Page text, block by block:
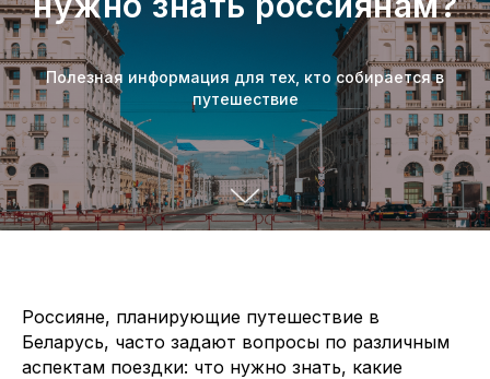
Полезная информация для тех, кто собирается в
путешествие
Россияне, планирующие путешествие в
Беларусь, часто задают вопросы по различным
аспектам поездки: что нужно знать, какие